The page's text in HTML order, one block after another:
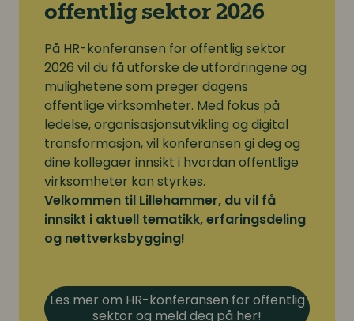
offentlig sektor 2026
På HR-konferansen for offentlig sektor
2026 vil du få utforske de utfordringene og
mulighetene som preger dagens
offentlige virksomheter. Med fokus på
ledelse, organisasjonsutvikling og digital
transformasjon, vil konferansen gi deg og
dine kollegaer innsikt i hvordan offentlige
virksomheter kan styrkes.
Velkommen til Lillehammer, du vil få
innsikt i aktuell tematikk, erfaringsdeling
og nettverksbygging!
Les mer om HR-konferansen for offentlig
sektor og meld deg på her!